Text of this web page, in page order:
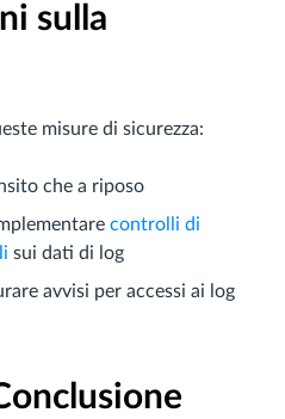
sulla
misure di sicurezza:
che a riposo
controlli di
sui dati di log
avvisi per accessi ai log